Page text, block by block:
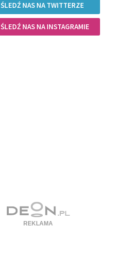
ŚLEDŹ NAS NA TWITTERZE
ŚLEDŹ NAS NA INSTAGRAMIE